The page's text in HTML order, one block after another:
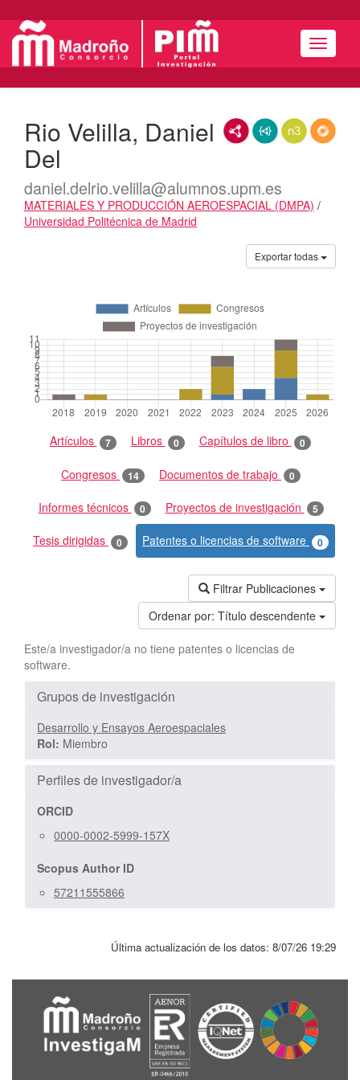
Menú
RDF/XMLJSON-LDN3/Turtle
Rio Velilla, Daniel
Del
daniel.delrio.velilla@alumnos.upm.es
MATERIALES Y PRODUCCIÓN AEROESPACIAL (DMPA) /
Universidad Politécnica de Madrid
Exportar todas
Artículos 7 Libros 0 Capítulos de libro 0
Congresos 14 Documentos de trabajo 0
Informes técnicos 0 Proyectos de investigación 5
Tesis dirigidas 0 Patentes o licencias de software 0
Filtrar Publicaciones
Ordenar por: Título descendente
Este/a investigador/a no tiene patentes o licencias de
software.
Grupos de investigación
Desarrollo y Ensayos Aeroespaciales
Rol: Miembro
Perfiles de investigador/a
ORCID
0000-0002-5999-157X
Scopus Author ID
57211555866
Última actualización de los datos: 8/07/26 19:29